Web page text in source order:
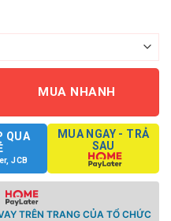
MUA NHANH
QUA
JCB
MUA NGAY - TRẢ
SAU
TRÊN TRANG CỦA TỔ CHỨC